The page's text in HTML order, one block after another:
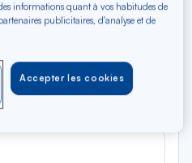
Vider
2026
N/A*
— Économique
informations quant à vos habitudes de
publicitaires, d'analyse et de
Accepter les cookies